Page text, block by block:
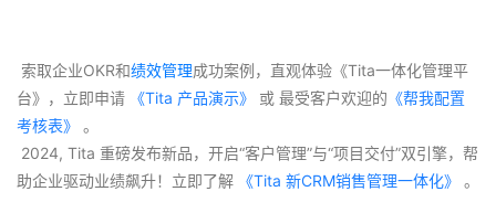
索取企业OKR和绩效管理成功案例，直观体验《Tita一体化管理平
台》，立即申请 《Tita 产品演示》 或 最受客户欢迎的 《帮我配置
考核表》
。
助企业驱动业绩飙升！立即了解 《Tita 新CRM销售管理一体化》 。